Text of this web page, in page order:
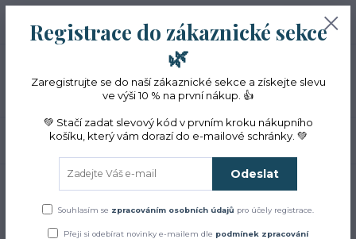
Menu
CZK
Hledat
(Po-Pá, 10-16 hod.)
0ks
0 Kč
Úvod
Blog
Registrace do zákaznické sekce
🌿
Zaregistrujte se do naší zákaznické sekce a získejte slevu
ve výši 10 % na první nákup. 👍
💚 Stačí zadat slevový kód v prvním kroku nákupního
košíku, který vám dorazí do e-mailové schránky. 💚
Odeslat
Souhlasím se zpracováním osobních údajů pro účely registrace.
Přeji si odebírat novinky e-mailem dle podmínek zpracování